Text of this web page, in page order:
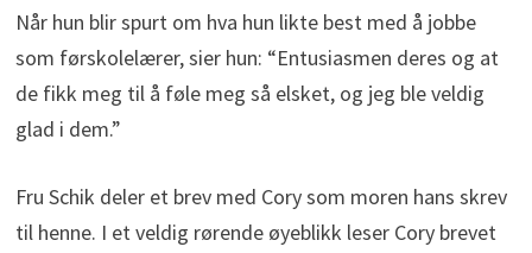
Når hun blir spurt om hva hun likte best med å jobbe
som førskolelærer, sier hun: “Entusiasmen deres og at
de fikk meg til å føle meg så elsket, og jeg ble veldig
glad i dem.”
Fru Schik deler et brev med Cory som moren hans skrev
til henne. I et veldig rørende øyeblikk leser Cory brevet